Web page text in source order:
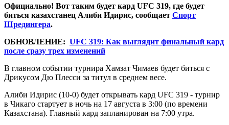
Официально! Вот таким будет кард UFC 319, где будет
биться казахстанец Алиби Идирис, сообщает Спорт
Шредингера.
ОБНОВЛЕНИЕ: UFC 319: Как выглядит финальный кард
после сразу трех изменений
В главном событии турнира Хамзат Чимаев будет биться с
Дрикусом Дю Плесси за титул в среднем весе.
Алиби Идирис (10-0) будет открывать кард UFC 319 - турнир
в Чикаго стартует в ночь на 17 августа в 3:00 (по времени
Казахстана). Главный кард запланирован на 7:00 утра.